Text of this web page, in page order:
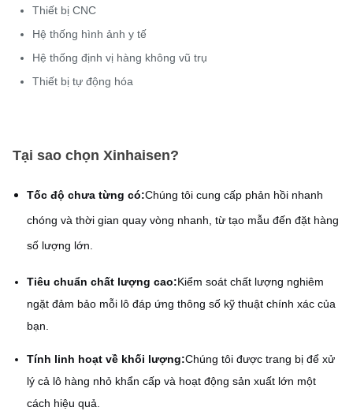
Thiết bị CNC
Hệ thống hình ảnh y tế
Hệ thống định vị hàng không vũ trụ
Thiết bị tự động hóa
Tại sao chọn Xinhaisen?
Tốc độ chưa từng có:Chúng tôi cung cấp phản hồi nhanh
chóng và thời gian quay vòng nhanh, từ tạo mẫu đến đặt hàng
số lượng lớn.
Tiêu chuẩn chất lượng cao:Kiểm soát chất lượng nghiêm
ngặt đảm bảo mỗi lô đáp ứng thông số kỹ thuật chính xác của
bạn.
Tính linh hoạt về khối lượng:Chúng tôi được trang bị để xử
lý cả lô hàng nhỏ khẩn cấp và hoạt động sản xuất lớn một
cách hiệu quả.